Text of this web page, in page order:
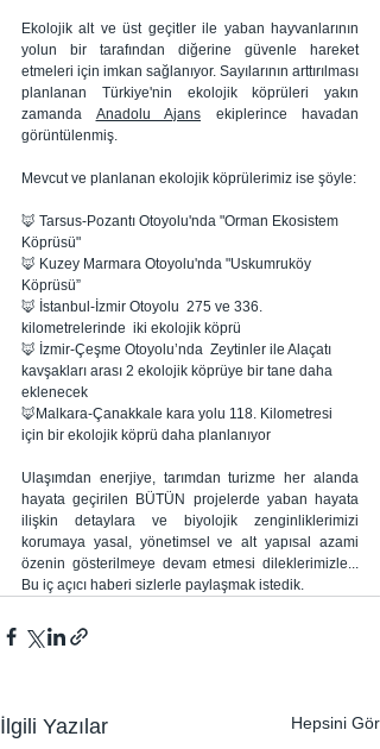
Ekolojik alt ve üst geçitler ile yaban hayvanlarının
yolun bir tarafından diğerine güvenle hareket
etmeleri için imkan sağlanıyor. Sayılarının arttırılması
planlanan Türkiye'nin ekolojik köprüleri yakın
zamanda Anadolu Ajans ekiplerince havadan
görüntülenmiş.
Mevcut ve planlanan ekolojik köprülerimiz ise şöyle:
🦊 Tarsus-Pozantı Otoyolu'nda "Orman Ekosistem
Köprüsü"
🦊 Kuzey Marmara Otoyolu'nda "Uskumruköy
Köprüsü”
🦊 İstanbul-İzmir Otoyolu  275 ve 336.
kilometrelerinde  iki ekolojik köprü
🦊 İzmir-Çeşme Otoyolu’nda  Zeytinler ile Alaçatı
kavşakları arası 2 ekolojik köprüye bir tane daha
eklenecek
🦊Malkara-Çanakkale kara yolu 118. Kilometresi
için bir ekolojik köprü daha planlanıyor
Ulaşımdan enerjiye, tarımdan turizme her alanda
hayata geçirilen BÜTÜN projelerde yaban hayata
ilişkin detaylara ve biyolojik zenginliklerimizi
korumaya yasal, yönetimsel ve alt yapısal azami
özenin gösterilmeye devam etmesi dileklerimizle...
Bu iç açıcı haberi sizlerle paylaşmak istedik.
İlgili Yazılar Hepsini Gör